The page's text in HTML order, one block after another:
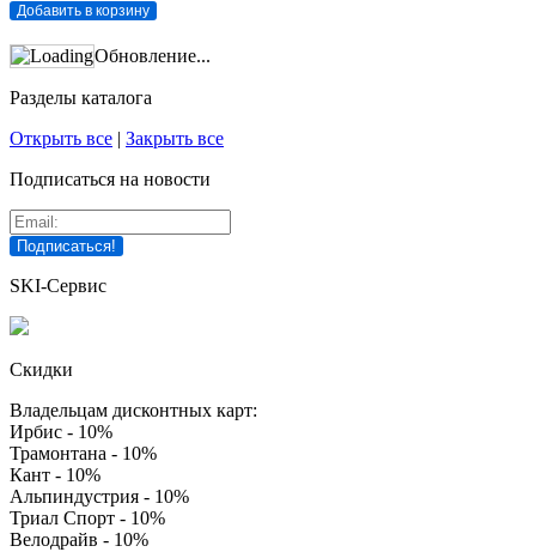
Обновление...
Разделы каталога
Открыть все | Закрыть все
Подписаться на новости
SKI-Сервис
Скидки
Владельцам дисконтных карт:
Ирбис - 10%
Трамонтана - 10%
Кант - 10%
Альпиндустрия - 10%
Триал Спорт - 10%
Велодрайв - 10%